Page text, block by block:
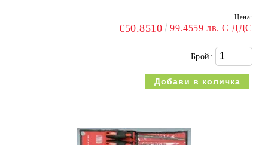
Цена:
€50.8510 99.4559 лв. С ДДС
Брой: